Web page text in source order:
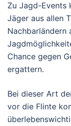
Zu Jagd-Events
Jäger aus allen
Nachbarländern
Chance gegen
ergattern.
Bei dieser Art
vor die Flinte